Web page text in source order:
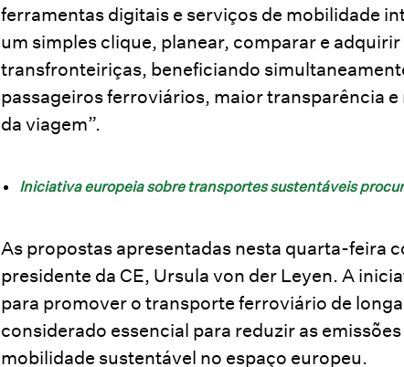
ferramentas digitais e serviços de mobilidade
um simples clique, planear, comparar e
transfronteiriças, beneficiando
passageiros ferroviários, maior transparência
da viagem”.
Iniciativa europeia sobre transportes sustentáveis
As propostas apresentadas nesta quarta-feira
presidente da CE, Ursula von der Leyen. A
para promover o transporte ferroviário de
considerado essencial para reduzir as
mobilidade sustentável no espaço europeu.